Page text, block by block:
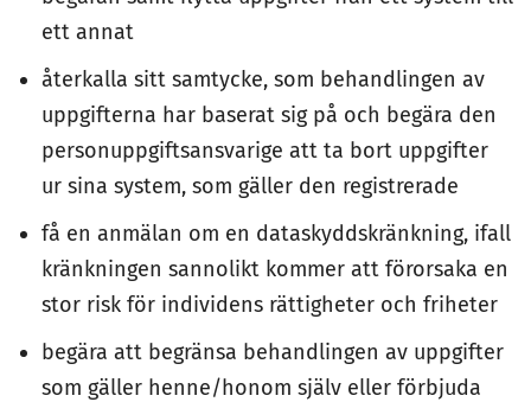
ett annat
återkalla sitt samtycke, som behandlingen av
uppgifterna har baserat sig på och begära den
personuppgiftsansvarige att ta bort uppgifter
ur sina system, som gäller den registrerade
få en anmälan om en dataskyddskränkning, ifall
kränkningen sannolikt kommer att förorsaka en
stor risk för individens rättigheter och friheter
begära att begränsa behandlingen av uppgifter
som gäller henne/honom själv eller förbjuda